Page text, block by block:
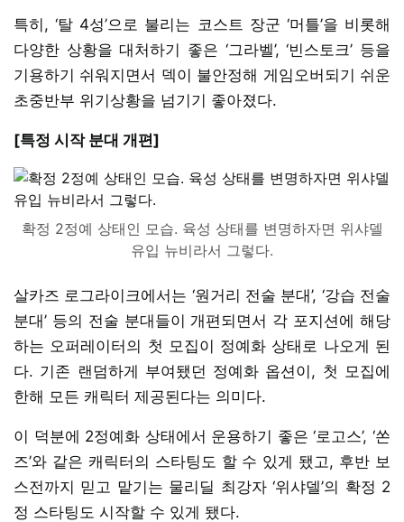
특히, ‘탈 4성’으로 불리는 코스트 장군 ‘머틀’을 비롯해
다양한 상황을 대처하기 좋은 ‘그라벨’, ‘빈스토크’ 등을
기용하기 쉬워지면서 덱이 불안정해 게임오버되기 쉬운
초중반부 위기상황을 넘기기 좋아졌다.
[특정 시작 분대 개편]
확정 2정예 상태인 모습. 육성 상태를 변명하자면 위샤델
유입 뉴비라서 그렇다.
살카즈 로그라이크에서는 ‘원거리 전술 분대’, ‘강습 전술
분대’ 등의 전술 분대들이 개편되면서 각 포지션에 해당
하는 오퍼레이터의 첫 모집이 정예화 상태로 나오게 된
다. 기존 랜덤하게 부여됐던 정예화 옵션이, 첫 모집에
한해 모든 캐릭터 제공된다는 의미다.
이 덕분에 2정예화 상태에서 운용하기 좋은 ‘로고스’, ‘쏜
즈’와 같은 캐릭터의 스타팅도 할 수 있게 됐고, 후반 보
스전까지 믿고 맡기는 물리딜 최강자 ‘위샤델’의 확정 2
정 스타팅도 시작할 수 있게 됐다.